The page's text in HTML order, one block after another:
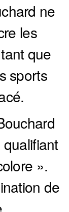
ne
les
que
sports
».
de